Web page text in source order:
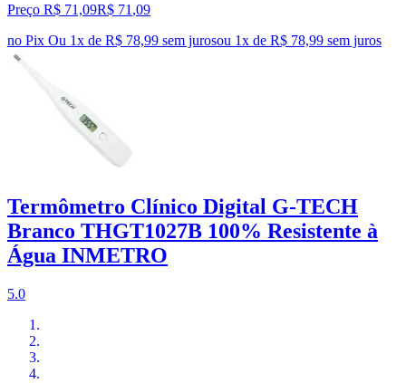
Preço R$ 71,09R$ 71 ,09
no Pix Ou 1x de R$ 78,99 sem jurosou 1x de R$ 78,99 sem juros
Termômetro Clínico Digital G-TECH
Branco THGT1027B 100% Resistente à
Água INMETRO
5.0